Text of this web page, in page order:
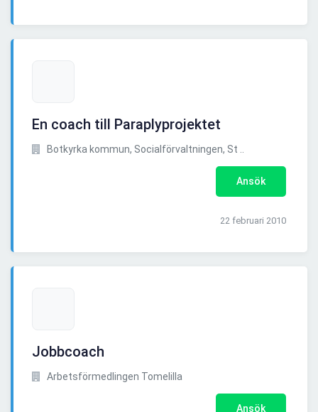
En coach till Paraplyprojektet
Botkyrka kommun, Socialförvaltningen, St ..
Ansök
22 februari 2010
Jobbcoach
Arbetsförmedlingen Tomelilla
Ansök